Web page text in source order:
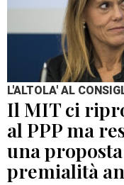
L'ALTOLA' AL
Il MIT ci
al PPP ma
una
premialità